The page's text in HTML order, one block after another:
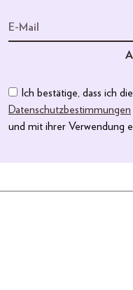
Ich bestätige, dass ich die
Datenschutzbestimmungen
und mit ihrer Verwendung